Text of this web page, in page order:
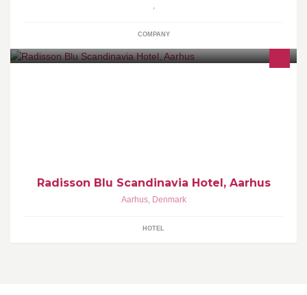
,
COMPANY
Radisson Blu Scandinavia Hotel, Aarhus
Aarhus, Denmark
HOTEL